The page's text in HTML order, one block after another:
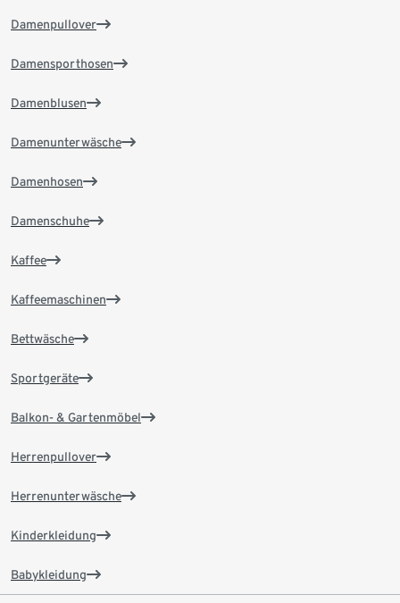
Damenpullover
Damensporthosen
Damenblusen
Damenunterwäsche
Damenhosen
Damenschuhe
Kaffee
Kaffeemaschinen
Bettwäsche
Sportgeräte
Balkon- & Gartenmöbel
Herrenpullover
Herrenunterwäsche
Kinderkleidung
Babykleidung